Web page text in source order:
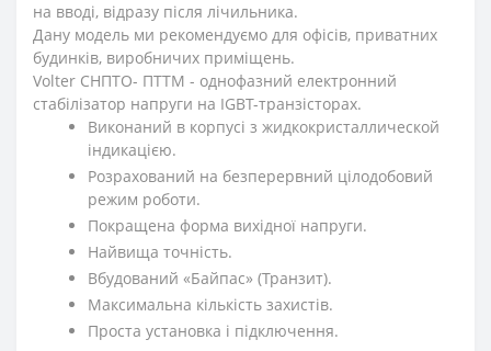
на вводі, відразу після лічильника.
Дану модель ми рекомендуємо для офісів, приватних
будинків, виробничих приміщень.
Volter СНПТО- ПТТМ - однофазний електронний
стабілізатор напруги на IGBT-транзістораx.
Виконаний в корпусі з жидкокристаллической
індикацією.
Розрахований на безперервний цілодобовий
режим роботи.
Покращена форма вихідної напруги.
Найвища точність.
Вбудований «Байпас» (Транзит).
Максимальна кількість захистів.
Проста установка і підключення.